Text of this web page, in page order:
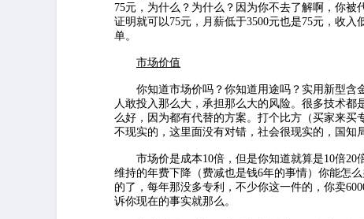
75元，为什么？为什么？因为你不去了解啊，你
证明就可以75元，月薪低于3500元也是75元，收
单。
市场价值
你知道市场价吗？你知道用途吗？实用新型含
人敢投入那么大，承担那么大的风险。很多技术
么好，因为都有代替的方案。打个比方（买家来买
不现实的，这里面没有对错，社会很现实的，国知
市场价是成本10倍，但是你知道就算是10倍20
维持的年费下降（费减也是钱6年的事情）你能怎
的了，每年那没多专利，不少你这一件的，你卖
诉你现在的事实就那么。